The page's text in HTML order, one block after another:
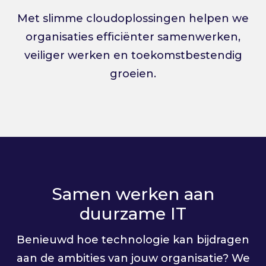
Met slimme cloudoplossingen helpen we
organisaties efficiënter samenwerken,
veiliger werken en toekomstbestendig
groeien.
Samen werken aan
duurzame IT
Benieuwd hoe technologie kan bijdragen
aan de ambities van jouw organisatie? We